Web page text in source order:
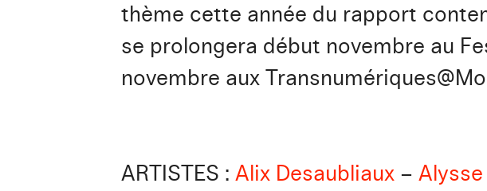
thème cette année du rapport
se prolongera début novembre au
novembre aux
ARTISTES : Alix Desaubliaux –